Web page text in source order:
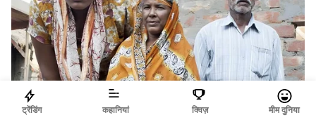
ट्रेंडिंग कहानियां क्विज़ मीम दुनिया